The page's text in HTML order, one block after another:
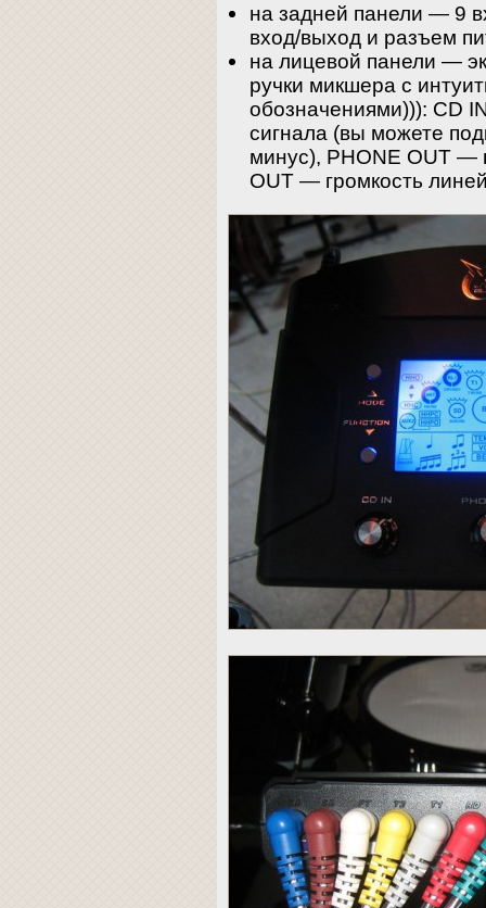
на задней панели — 9
вход/выход и разъем
на лицевой панели —
ручки микшера с
обозначениями))): CD
сигнала (вы можете
минус), PHONE OUT —
OUT — громкость